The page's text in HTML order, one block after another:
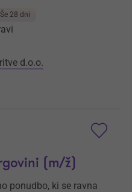
Še 28 dni
d.o.o.
(m/ž)
ponudbo, ki se ravna